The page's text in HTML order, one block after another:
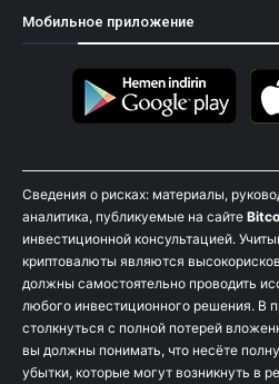
Мобильное приложение
Сведения о рисках: материалы,
аналитика, публикуемые на сайте
инвестиционной консультацией.
криптовалюты являются
должны самостоятельно проводить
любого инвестиционного решения. В
столкнуться с полной потерей
вы должны понимать, что несёте
убытки, которые могут возникнуть в